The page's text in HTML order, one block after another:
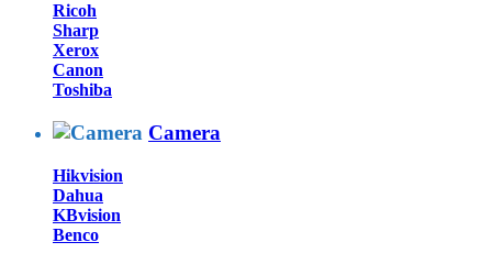
Ricoh
Sharp
Xerox
Canon
Toshiba
Camera
Hikvision
Dahua
KBvision
Benco